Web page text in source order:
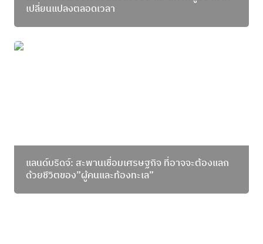
เปลี่ยนแปลงตลอดเวลา
แลนด์บริดจ์: สะพานเชื่อมเศรษฐกิจ ที่อาจจะต้องแลก
แลนด์บริดจ์: สะพานเชื่อมเศรษฐกิจ ที่อาจจะต้องแลก
ด้วยชีวิตของ”ผู้คนและท้องทะเล”